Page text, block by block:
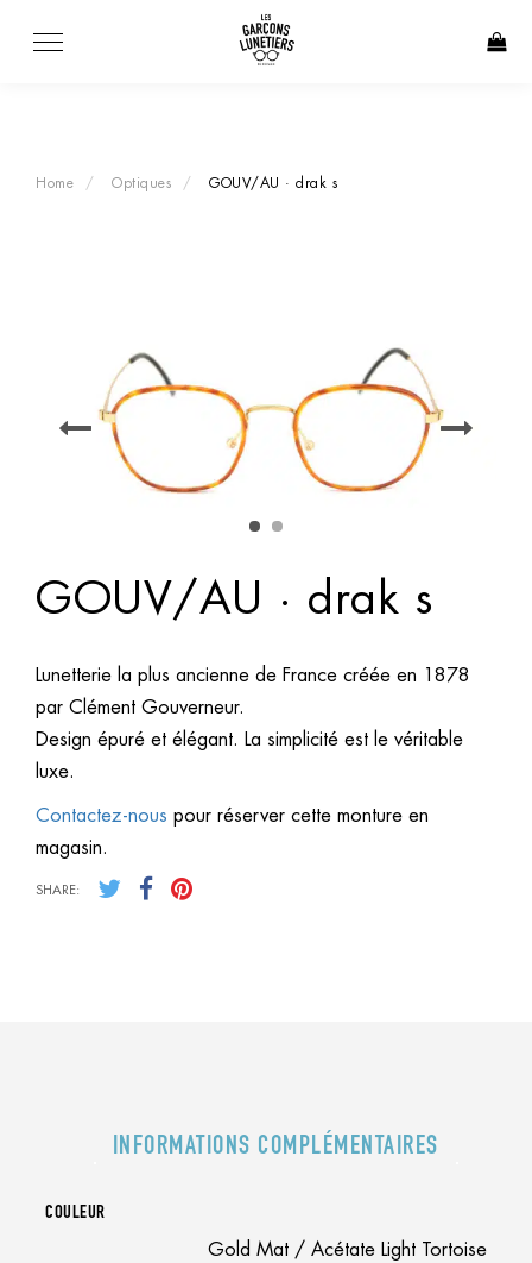
Home Optiques GOUV/AU · drak s
GOUV/AU · drak s
Lunetterie la plus ancienne de France créée en 1878
par Clément Gouverneur.
Design épuré et élégant. La simplicité est le véritable
luxe.
Contactez-nous pour réserver cette monture en
magasin.
SHARE:
INFORMATIONS COMPLÉMENTAIRES
COULEUR
Gold Mat / Acétate Light Tortoise